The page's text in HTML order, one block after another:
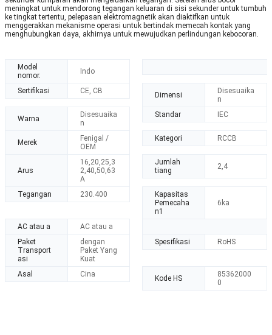
meningkat untuk mendorong tegangan keluaran di sisi sekunder untuk tumbuh
ke tingkat tertentu, pelepasan elektromagnetik akan diaktifkan untuk
menggerakkan mekanisme operasi untuk bertindak memecah kontak yang
menghubungkan daya, akhirnya untuk mewujudkan perlindungan kebocoran.
Model
nomor.
Indo
Sertifikasi CE, CB Dimensi
Disesuaika
n
Warna
Disesuaika
n
Standar IEC
Merek
Fenigal /
OEM
Kategori RCCB
Arus
16,20,25,3
2,40,50,63
A
Jumlah
tiang
2,4
Tegangan 230.400
Kapasitas
Pemecaha
n1
6ka
AC atau a
AC atau a
Paket
Transport
asi
dengan
Paket Yang
Kuat
Spesifikasi RoHS
Asal Cina Kode HS
85362000
0